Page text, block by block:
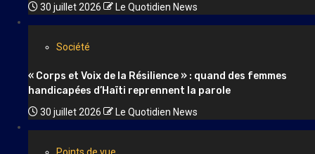
30 juillet 2026 Le Quotidien News
Société
« Corps et Voix de la Résilience » : quand des femmes
handicapées d’Haïti reprennent la parole
30 juillet 2026 Le Quotidien News
Points de vue